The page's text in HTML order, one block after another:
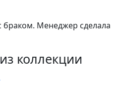
браком. Менеджер сделала
коллекции